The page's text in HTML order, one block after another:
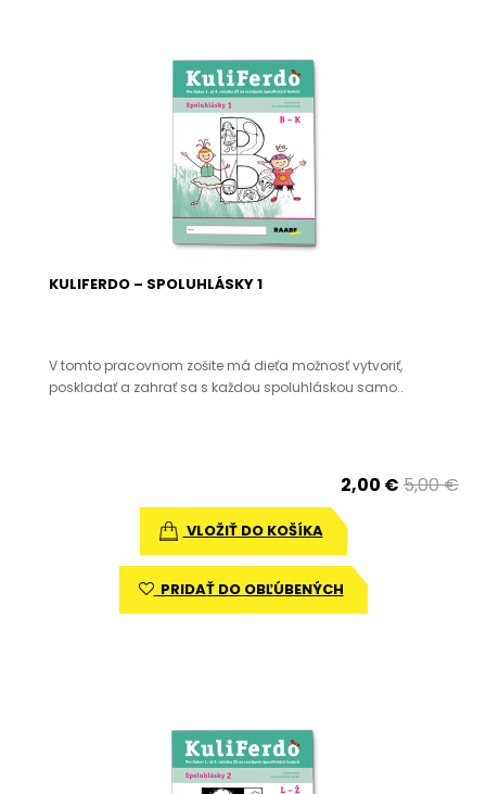
KULIFERDO – SPOLUHLÁSKY 1
V tomto pracovnom zošite má dieťa možnosť vytvoriť,
poskladať a zahrať sa s každou spoluhláskou samo..
2,00 € 5,00 €
VLOŽIŤ DO KOŠÍKA
PRIDAŤ DO OBĽÚBENÝCH